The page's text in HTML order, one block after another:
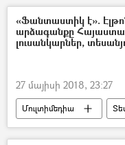
«Ֆանտաստիկ է».
արձագանքը
լուսանկարներ,
27 մայիսի 2018, 23:27
Մուլտիմեդիա
Նիկոլ Փաշինյան